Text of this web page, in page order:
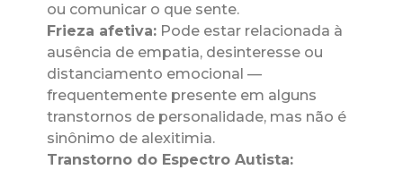
ou comunicar o que sente.
Frieza afetiva: Pode estar relacionada à
ausência de empatia, desinteresse ou
distanciamento emocional —
frequentemente presente em alguns
transtornos de personalidade, mas não é
sinônimo de alexitimia.
Transtorno do Espectro Autista: